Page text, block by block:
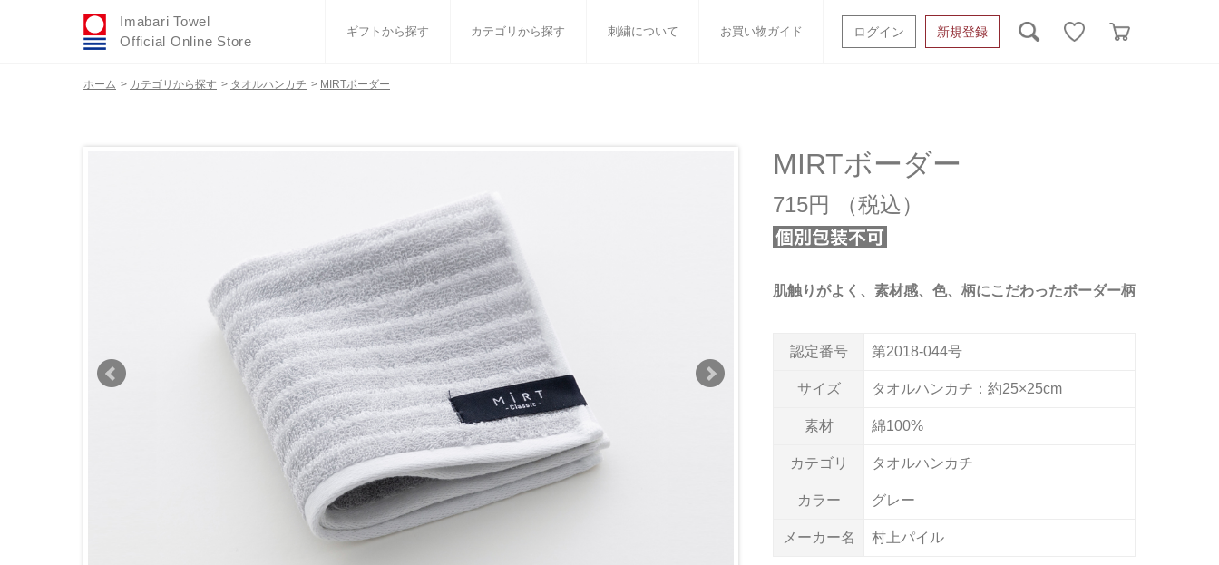
Imabari Towel
Official Online Store
ギフトから探す カテゴリから探す 刺繍について お買い物ガイド ログイン 新規登録
オーガニック
衣類
ホーム > カテゴリから探す > タオルハンカチ > MIRTボーダー
肌触りがよく、素材感、色、柄にこだわったボーダー柄
MIRTボーダー
715円
認定番号 第2018-044号
サイズ タオルハンカチ：約25×25cm
素材 綿100%
カテゴリ タオルハンカチ
カラー グレー
メーカー名 村上パイル